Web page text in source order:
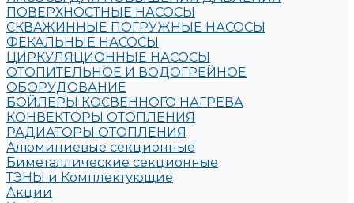
ПОВЕРХНОСТНЫЕ НАСОСЫ
СКВАЖИННЫЕ ПОГРУЖНЫЕ НАСОСЫ
ФЕКАЛЬНЫЕ НАСОСЫ
ЦИРКУЛЯЦИОННЫЕ НАСОСЫ
ОТОПИТЕЛЬНОЕ И ВОДОГРЕЙНОЕ
ОБОРУДОВАНИЕ
БОЙЛЕРЫ КОСВЕННОГО НАГРЕВА
КОНВЕКТОРЫ ОТОПЛЕНИЯ
РАДИАТОРЫ ОТОПЛЕНИЯ
Алюминиевые секционные
Биметаллические секционные
ТЭНЫ и Комплектующие
Акции